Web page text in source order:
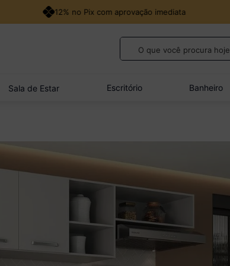
12% no Pix com aprovação imediata
O que você procura hoje?
Sala de Estar Escritório Banheiro
bebê completo